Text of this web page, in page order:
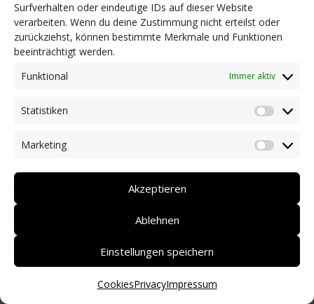
Surfverhalten oder eindeutige IDs auf dieser Website
verarbeiten. Wenn du deine Zustimmung nicht erteilst oder
zurückziehst, können bestimmte Merkmale und Funktionen
beeinträchtigt werden.
Funktional
Immer aktiv
Statistiken
Marketing
Akzeptieren
Ablehnen
Einstellungen speichern
CookiesPrivacyImpressum
NEWS
Dringlichkeitsmaßnahmen und aktuelle Informationen
Coronakrise: Hilfsangebote unserer Mitglieder
Initiativen unserer Mitglieder/Partner
DEUTSCH